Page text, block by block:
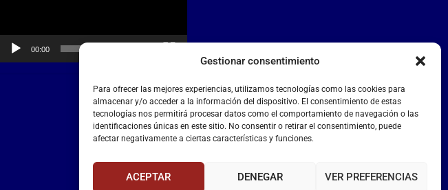
Gestionar consentimiento
Para ofrecer las mejores experiencias, utilizamos tecnologías como las cookies para
almacenar y/o acceder a la información del dispositivo. El consentimiento de estas
tecnologías nos permitirá procesar datos como el comportamiento de navegación o las
identificaciones únicas en este sitio. No consentir o retirar el consentimiento, puede
afectar negativamente a ciertas características y funciones.
ACEPTAR DENEGAR VER PREFERENCIAS
00:00